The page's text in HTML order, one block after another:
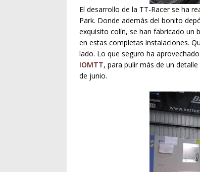
El desarrollo de la TT-Racer se ha
Park. Donde además del bonito
exquisito colín, se han fabricado un
en estas completas instalaciones.
lado. Lo que seguro ha
IOMTT, para pulir más de un
de junio.